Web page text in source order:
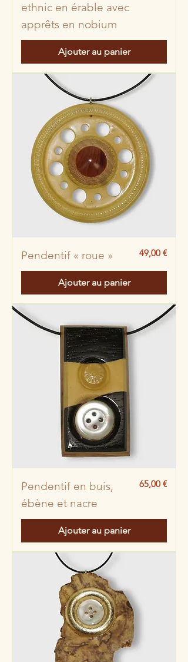
ethnic en érable avec
apprêts en nobium
Ajouter au panier
Pendentif « roue » Prix
49,00 €
Ajouter au panier
Pendentif en buis,
ébène et nacre
Prix
65,00 €
Ajouter au panier